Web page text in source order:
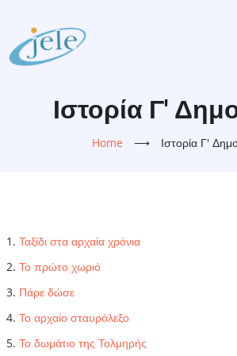
main
content
Ιστορία Γ'
Home ⟶ Ιστορία Γ'
Ταξίδι στα αρχαία χρόνια
Το πρώτο χωριό
Πάρε δώσε
Το αρχαίο σταυρόλεξο
Το δωμάτιο της Τολμηρής